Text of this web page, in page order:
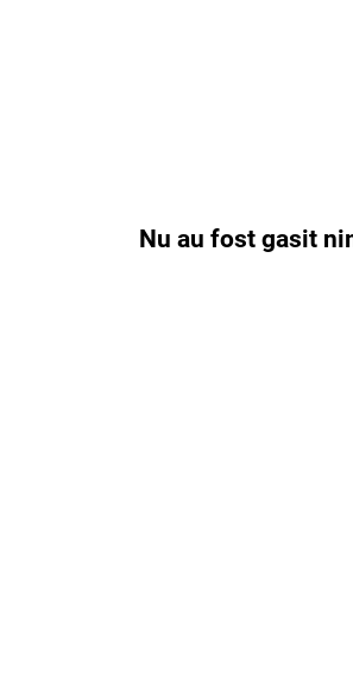
Nu au fost gasit